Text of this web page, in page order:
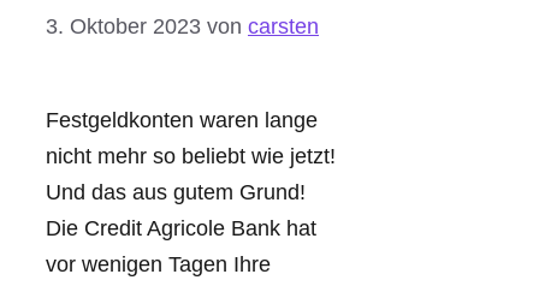
3. Oktober 2023 von carsten
Festgeldkonten waren lange
nicht mehr so beliebt wie jetzt!
Und das aus gutem Grund!
Die Credit Agricole Bank hat
vor wenigen Tagen Ihre